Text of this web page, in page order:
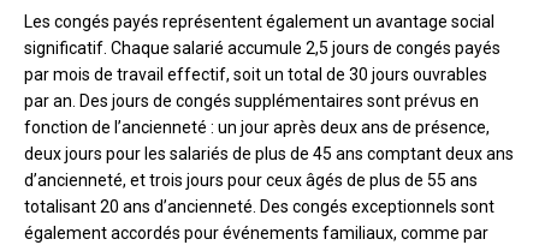
Les congés payés représentent également un avantage social
significatif. Chaque salarié accumule 2,5 jours de congés payés
par mois de travail effectif, soit un total de 30 jours ouvrables
par an. Des jours de congés supplémentaires sont prévus en
fonction de l’ancienneté : un jour après deux ans de présence,
deux jours pour les salariés de plus de 45 ans comptant deux ans
d’ancienneté, et trois jours pour ceux âgés de plus de 55 ans
totalisant 20 ans d’ancienneté. Des congés exceptionnels sont
également accordés pour événements familiaux, comme par